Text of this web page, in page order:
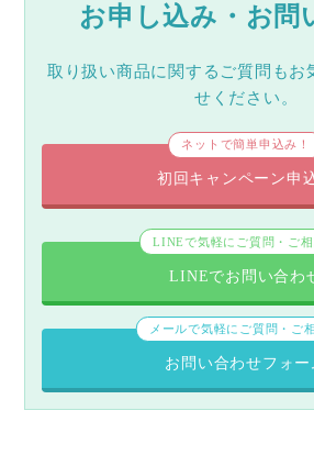
お申し込み・お問
取り扱い商品に関するご質問もお
せください。
ネットで簡単申込み！
初回キャンペーン申
LINEで気軽にご質問・ご相
LINEでお問い合わ
メールで気軽にご質問・ご相
お問い合わせフォー